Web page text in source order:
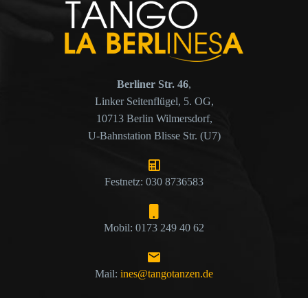
Berliner Str. 46,
Linker Seitenflügel, 5. OG,
10713 Berlin Wilmersdorf,
U-Bahnstation Blisse Str. (U7)
Festnetz: 030 8736583
Mobil: 0173 249 40 62
Mail: ines@tangotanzen.de